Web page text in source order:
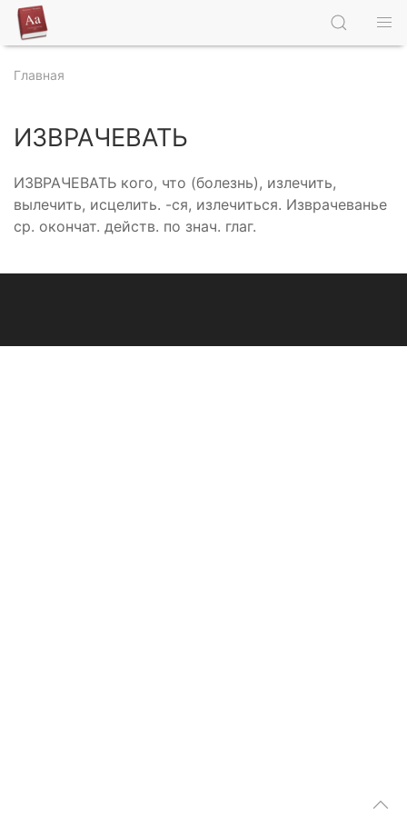
Главная
ИЗВРАЧЕВАТЬ
ИЗВРАЧЕВАТЬ кого, что (болезнь), излечить,
вылечить, исцелить. -ся, излечиться. Изврачеванье
ср. окончат. действ. по знач. глаг.